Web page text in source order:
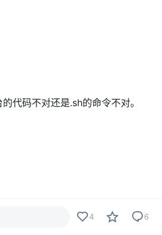
代码不对还是.sh的命令不对。
4 6